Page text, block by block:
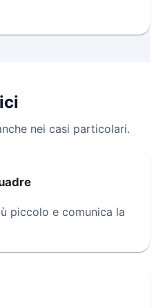
nei casi particolari.
piccolo e comunica la